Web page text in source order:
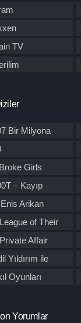
TV
Dizisi
Show
Bir Milyona
Yol
Girls
– Kayıp
Arikan
of Their
Affair
Yıldırım ile
Oyunları
Yorumlar